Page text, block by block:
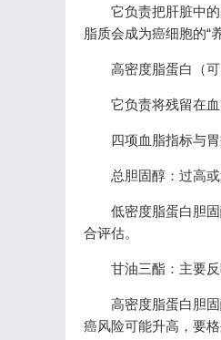
它负责把肝脏中
脂质会成为癌细胞的“
高密度脂蛋白（可
它负责将残留在
四项血脂指标与
总胆固醇：过高
低密度脂蛋白胆
合评估。
甘油三酯：主要
高密度脂蛋白胆
癌风险可能升高，要格